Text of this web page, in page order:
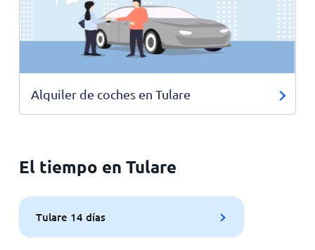
Alquiler de coches en Tulare
El tiempo en Tulare
Tulare 14 días